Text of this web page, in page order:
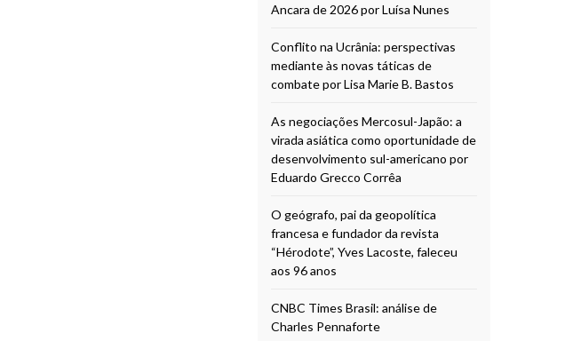
Ancara de 2026 por Luísa Nunes
Conflito na Ucrânia: perspectivas
mediante às novas táticas de
combate por Lisa Marie B. Bastos
As negociações Mercosul-Japão: a
virada asiática como oportunidade de
desenvolvimento sul-americano por
Eduardo Grecco Corrêa
O geógrafo, pai da geopolítica
francesa e fundador da revista
“Hérodote”, Yves Lacoste, faleceu
aos 96 anos
CNBC Times Brasil: análise de
Charles Pennaforte